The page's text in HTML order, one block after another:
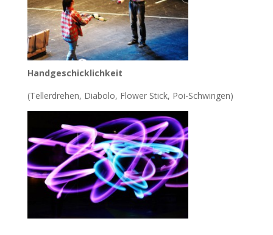
Handgeschicklichkeit
(Tellerdrehen, Diabolo, Flower Stick, Poi-Schwingen)